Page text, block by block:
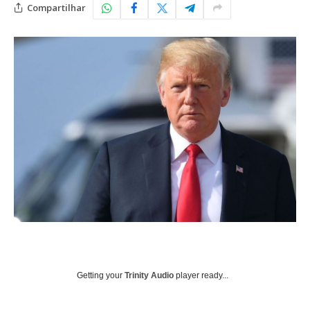
Compartilhar
Getting your Trinity Audio player ready...